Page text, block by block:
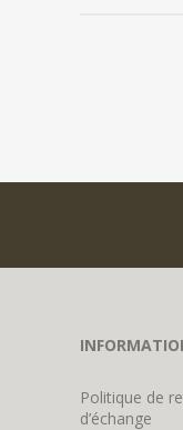
Politique de
d’échange